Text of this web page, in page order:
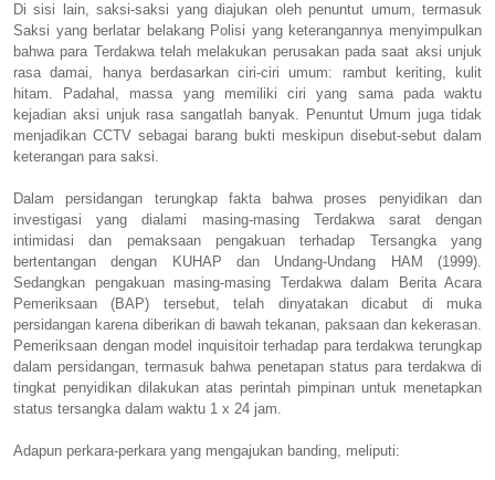
Di sisi lain, saksi-saksi yang diajukan oleh penuntut umum, termasuk
Saksi yang berlatar belakang Polisi yang keterangannya menyimpulkan
bahwa para Terdakwa telah melakukan perusakan pada saat aksi unjuk
rasa damai, hanya berdasarkan ciri-ciri umum: rambut keriting, kulit
hitam. Padahal, massa yang memiliki ciri yang sama pada waktu
kejadian aksi unjuk rasa sangatlah banyak. Penuntut Umum juga tidak
menjadikan CCTV sebagai barang bukti meskipun disebut-sebut dalam
keterangan para saksi.
Dalam persidangan terungkap fakta bahwa proses penyidikan dan
investigasi yang dialami masing-masing Terdakwa sarat dengan
intimidasi dan pemaksaan pengakuan terhadap Tersangka yang
bertentangan dengan KUHAP dan Undang-Undang HAM (1999).
Sedangkan pengakuan masing-masing Terdakwa dalam Berita Acara
Pemeriksaan (BAP) tersebut, telah dinyatakan dicabut di muka
persidangan karena diberikan di bawah tekanan, paksaan dan kekerasan.
Pemeriksaan dengan model inquisitoir terhadap para terdakwa terungkap
dalam persidangan, termasuk bahwa penetapan status para terdakwa di
tingkat penyidikan dilakukan atas perintah pimpinan untuk menetapkan
status tersangka dalam waktu 1 x 24 jam.
Adapun perkara-perkara yang mengajukan banding, meliputi: